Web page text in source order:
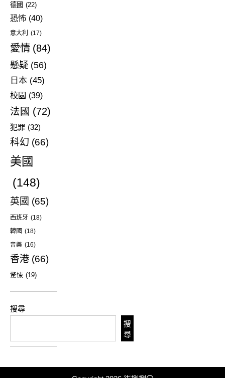
德國 (22)
恐怖 (40)
意大利 (17)
愛情 (84)
懸疑 (56)
日本 (45)
校園 (39)
法國 (72)
犯罪 (32)
科幻 (66)
美國
(148)
英國 (65)
西班牙 (18)
韓國 (18)
音樂 (16)
香港 (66)
驚悚 (19)
搜尋
搜
尋